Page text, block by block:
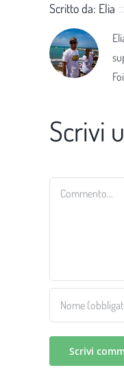
Scritto da: Elia
Scrivi
Commento